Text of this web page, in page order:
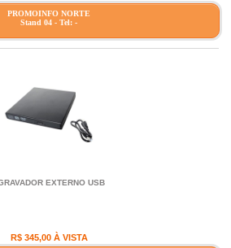
PROMOINFO NORTE
Stand 04 - Tel: -
EXTERNO USB
R$ 345,00 À VISTA